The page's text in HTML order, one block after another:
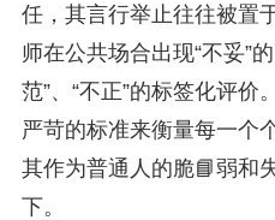
任，其言行举止往往被置
师在公共场合出现“不妥”
范”、“不正”的标签化评
严苛的标准来衡量每一个
其作为普通人的脆📘弱和
下。